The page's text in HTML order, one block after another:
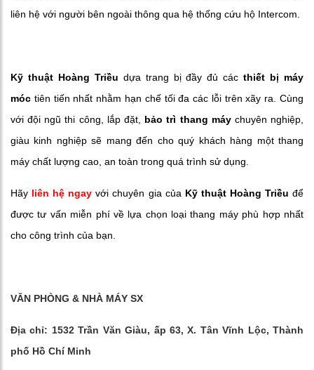
liên hệ với người bên ngoài thông qua hệ thống cứu hộ Intercom.
Kỹ thuật Hoàng Triều dựa trang bị đầy đủ cácthiết bị máy
móc tiên tiến nhất nhằm hạn chế tối đa các lỗi trên xãy ra. Cùng
với đội ngũ thi công, lắp đặt, bảo trì thang máychuyên nghiệp,
giàu kinh nghiệp sẽ mang đến cho quý khách hàng một thang
máy chất lượng cao, an toàn trong quá trình sử dụng.
Hãy liên hệ ngay với chuyên gia của Kỹ thuật Hoàng Triều để
được tư vấn miễn phí về lựa chọn loại thang máy phù hợp nhất
cho công trình của bạn.
VĂN PHÒNG & NHÀ MÁY SX
Địa chỉ: 1532 Trần Văn Giàu, ấp 63, X. Tân Vĩnh Lộc, Thành
phố Hồ Chí Minh